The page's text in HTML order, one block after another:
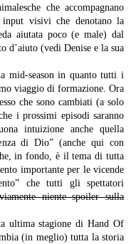
che accompagnano
visivi che denotano la
aiutata poco (e male) dal
d’aiuto (vedi Denise e la sua
mid-season in quanto tutti i
viaggio di formazione. Ora
che sono cambiati (a solo
i prossimi episodi saranno
intuizione anche quella
di Dio” (anche qui con
in fondo, è il tema di tutta
importante per le vicende
che tutti gli spettatori
niente spoiler sulla
ultima stagione di Hand Of
(in meglio) tutta la storia